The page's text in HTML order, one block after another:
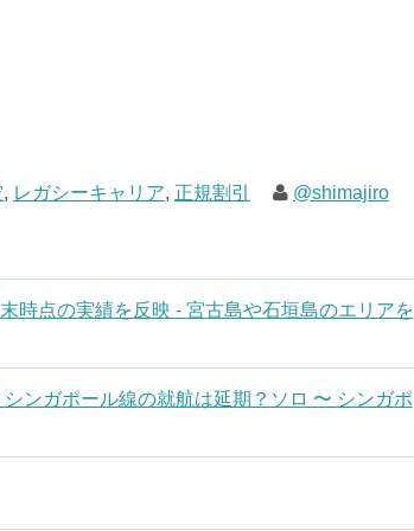
, レガシーキャリア, 正規割引 @shimajiro
時点の実績を反映 - 宮古島や石垣島のエリアを
ンガポール線の就航は延期？ソロ 〜 シンガポ